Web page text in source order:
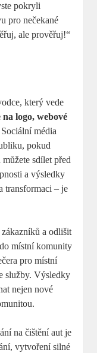
pokryli
pro nečekané
ale prověřuj!“
který vede
na logo, webové
Sociální média
pokud
sdílet před
a výsledky
transformaci – je
a odlišit
místní komunity
pro místní
služby. Výsledky
nejen nové
na čištění aut je
vytvoření silné